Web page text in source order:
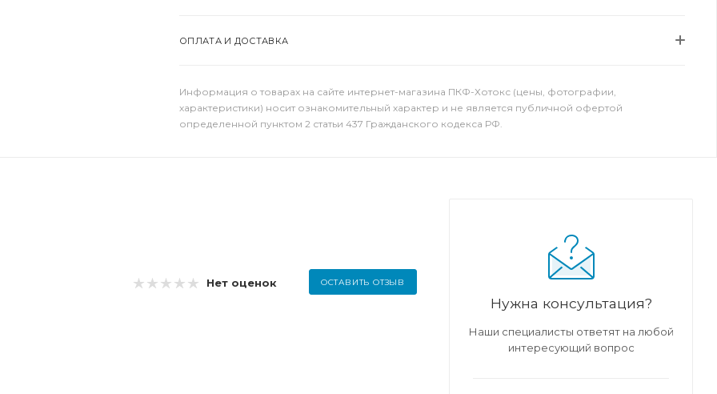
ОПЛАТА И ДОСТАВКА
Информация о товарах на сайте интернет-магазина ПКФ-Хотокс (цены, фотографии,
характеристики) носит ознакомительный характер и не является публичной офертой
определенной пунктом 2 статьи 437 Гражданского кодекса РФ.
Нет оценок ОСТАВИТЬ ОТЗЫВ
Нужна консультация?
Наши специалисты ответят на любой
интересующий вопрос